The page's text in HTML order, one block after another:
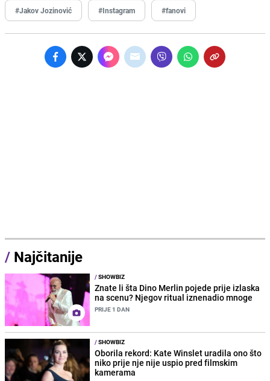
#Jakov Jozinović #Instagram #fanovi
/ Najčitanije
/SHOWBIZ
Znate li šta Dino Merlin pojede prije izlaska
na scenu? Njegov ritual iznenadio mnoge
PRIJE 1 DAN
/SHOWBIZ
Oborila rekord: Kate Winslet uradila ono što
niko prije nje nije uspio pred filmskim
kamerama